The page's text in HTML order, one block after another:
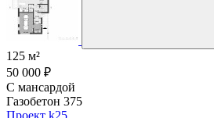
125 м²
50 000 ₽
С мансардой
Газобетон 375
Проект k25